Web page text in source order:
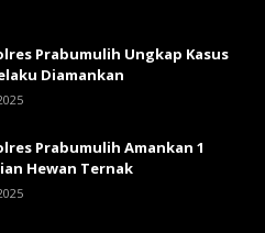
Prabumulih Ungkap Kasus
Diamankan
Prabumulih Amankan 1
Hewan Ternak